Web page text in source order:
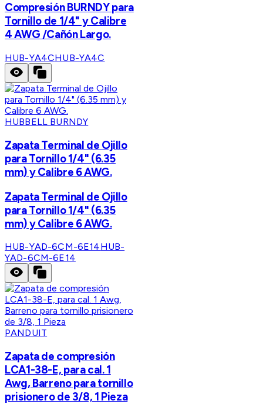
Compresión BURNDY para
Tornillo de 1/4" y Calibre
4 AWG /Cañón Largo.
HUB-YA4CHUB-YA4C
HUBBELL BURNDY
Zapata Terminal de Ojillo
para Tornillo 1/4" (6.35
mm) y Calibre 6 AWG.
Zapata Terminal de Ojillo
para Tornillo 1/4" (6.35
mm) y Calibre 6 AWG.
HUB-YAD-6CM-6E14HUB-
YAD-6CM-6E14
PANDUIT
Zapata de compresión
LCA1-38-E, para cal. 1
Awg, Barreno para tornillo
prisionero de 3/8, 1 Pieza